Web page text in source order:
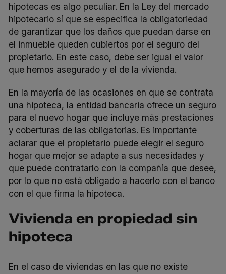
hipotecas es algo peculiar. En la Ley del mercado
hipotecario sí que se especifica la obligatoriedad
de garantizar que los daños que puedan darse en
el inmueble queden cubiertos por el seguro del
propietario. En este caso, debe ser igual el valor
que hemos asegurado y el de la vivienda.
En la mayoría de las ocasiones en que se contrata
una hipoteca, la entidad bancaria ofrece un seguro
para el nuevo hogar que incluye más prestaciones
y coberturas de las obligatorias. Es importante
aclarar que el propietario puede elegir el seguro
hogar que mejor se adapte a sus necesidades y
que puede contratarlo con la compañía que desee,
por lo que no está obligado a hacerlo con el banco
con el que firma la hipoteca.
Vivienda en propiedad sin
hipoteca
En el caso de viviendas en las que no existe